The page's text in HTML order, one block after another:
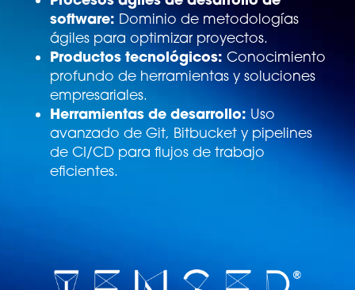
software: Dominio de metodologías
ágiles para optimizar proyectos.
Productos tecnológicos: Conocimiento
profundo de herramientas y soluciones
empresariales.
Herramientas de desarrollo: Uso
avanzado de Git, Bitbucket y pipelines
de CI/CD para flujos de trabajo
eficientes.